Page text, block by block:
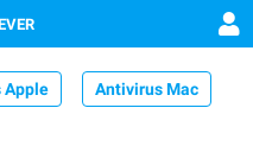
Apple Antivirus Mac